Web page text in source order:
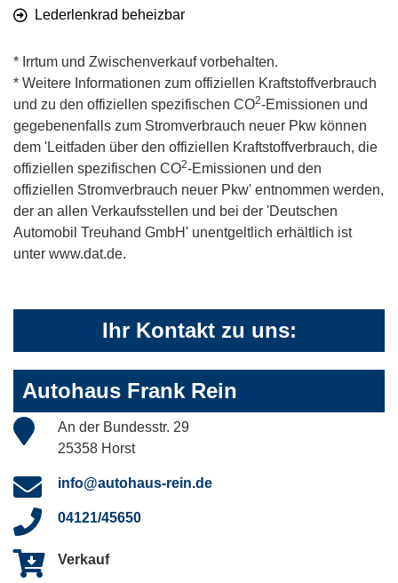
Lederlenkrad beheizbar
* Irrtum und Zwischenverkauf vorbehalten.
* Weitere Informationen zum offiziellen Kraftstoffverbrauch
und zu den offiziellen spezifischen CO2-Emissionen und
gegebenenfalls zum Stromverbrauch neuer Pkw können
dem 'Leitfaden über den offiziellen Kraftstoffverbrauch, die
offiziellen spezifischen CO2-Emissionen und den
offiziellen Stromverbrauch neuer Pkw' entnommen werden,
der an allen Verkaufsstellen und bei der 'Deutschen
Automobil Treuhand GmbH' unentgeltlich erhältlich ist
unter www.dat.de.
Ihr Kontakt zu uns:
Autohaus Frank Rein
An der Bundesstr. 29
25358 Horst
info@autohaus-rein.de
04121/45650
Verkauf